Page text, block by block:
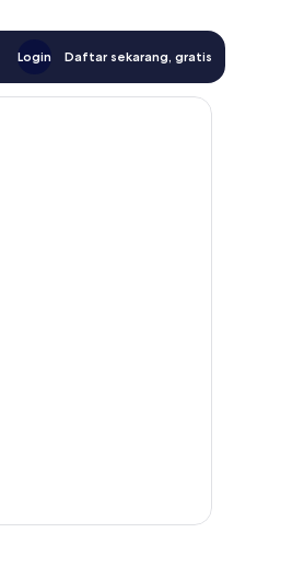
Login Daftar sekarang, gratis